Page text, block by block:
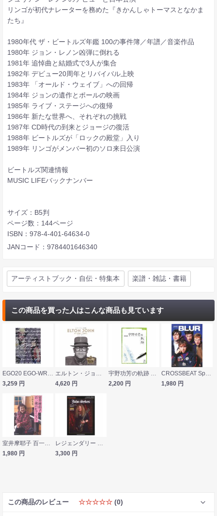
リンゴが初代ナレーターを務めた『きかんしゃトーマスとなかま
たち』
1980年代 ザ・ビートルズ年鑑 100の事件簿／年譜／音楽作品
1980年 ジョン・レノン凶弾に倒れる
1981年 追悼曲と結婚式で3人が集合
1982年 デビュー20周年とリバイバル上映
1983年 「オールド・ウェイブ」への回帰
1984年 ジョンの遺作とポールの映画
1985年 ライブ・ステージへの復帰
1986年 新たな世界へ、それぞれの挑戦
1987年 CD時代の到来とジョージの復活
1988年 ビートルズが「ロックの殿堂」入り
1989年 リンゴがメンバー初のソロ来日公演
ビートルズ関連情報
MUSIC LIFEバックナンバー
サイズ：B5判
ページ数：144ページ
ISBN：978-4-401-64634-0
JANコード：9784401646340
アーティストブック・自伝・特集本 楽譜・雑誌・書籍
この商品を買った人はこんな商品も見ています
EGO20 EGO-WRAPPIN’ 1996-2016 リットーミュージック
3,259 円
エルトン・ジョン写真集 ヤマハミュージックメディア
4,620 円
宇野功芳の軌跡 DVD付 音楽之友社
2,200 円
CROSSBEAT Special Edition ブラー シンコーミュージック
1,980 円
室井摩耶子 百一歳のピアニスト 音楽之友社
1,980 円
レジェンダリー ギタリスト ジョン・サイクス 増補 改訂版 シンコーミュージック
3,300 円
この商品のレビュー ☆☆☆☆☆ (0)